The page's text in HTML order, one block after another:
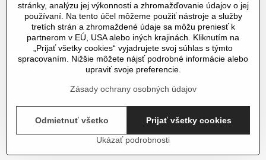
©2026Copyright
Predvoľby súkromiaZásady ochrany osobných údajov
Stav objednávky
Vytvorené pomocou:BiznisWeb.sk
stránky, analýzu jej výkonnosti a zhromažďovanie údajov o jej
používaní. Na tento účel môžeme použiť nástroje a služby
tretích strán a zhromaždené údaje sa môžu preniesť k
partnerom v EÚ, USA alebo iných krajinách. Kliknutím na
„Prijať všetky cookies“ vyjadrujete svoj súhlas s týmto
spracovaním. Nižšie môžete nájsť podrobné informácie alebo
upraviť svoje preferencie.
Zásady ochrany osobných údajov
Ukázať podrobnosti
Prijať všetky cookies
Odmietnuť všetko